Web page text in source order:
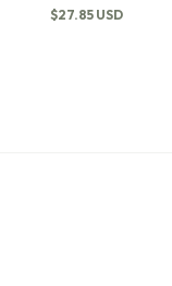
$27.85 USD